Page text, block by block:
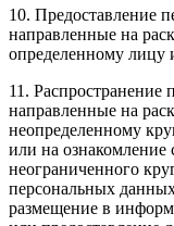
10. Предоставление
направленные на
определенному лицу
11.
направленные на
неопределенному
или на
неограниченного
персональных
размещение в